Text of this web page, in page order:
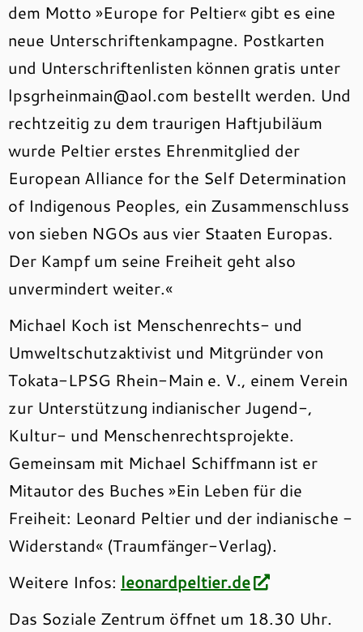
dem Motto »Europe for Peltier« gibt es eine
neue Unterschriftenkampagne. Postkarten
und Unterschriftenlisten können gratis unter
lpsgrheinmain@aol.com bestellt werden. Und
rechtzeitig zu dem traurigen Haftjubiläum
wurde Peltier erstes Ehrenmitglied der
European Alliance for the Self Determination
of Indigenous Peoples, ein Zusammenschluss
von sieben NGOs aus vier Staaten Europas.
Der Kampf um seine Freiheit geht also
unvermindert weiter.«
Michael Koch ist Menschenrechts- und
Umweltschutzaktivist und Mitgründer von
Tokata-LPSG Rhein-Main e. V., einem Verein
zur Unterstützung indianischer Jugend-,
Kultur- und Menschenrechtsprojekte.
Gemeinsam mit Michael Schiffmann ist er
Mitautor des Buches »Ein Leben für die
Freiheit: Leonard Peltier und der indianische ­
Widerstand« (Traumfänger-Verlag).
Weitere Infos: leonardpeltier.de
Das Soziale Zentrum öffnet um 18.30 Uhr.